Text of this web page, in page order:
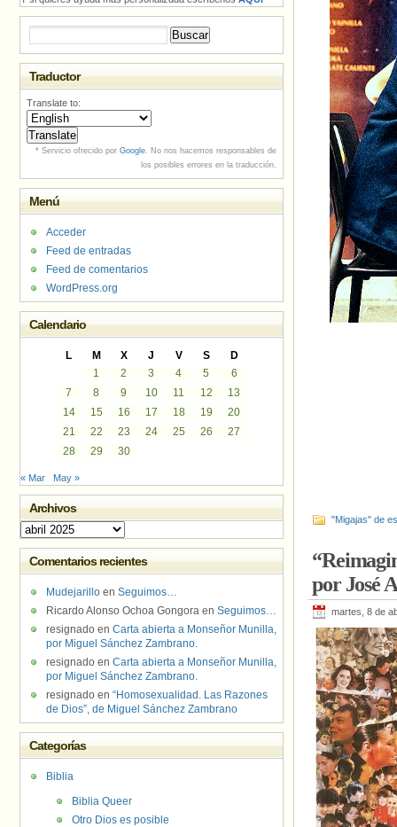
"Migajas" de
por José
martes, 8 de
Traductor
Translate to:
* Servicio ofrecido por Google. No nos hacemos responsables de
los posibles errores en la traducción.
Menú
Acceder
Feed de entradas
Feed de comentarios
WordPress.org
Calendario
L M X J V S
D
1
2 3 4 5
6
7
8 9 10 11 12
13
14
15 16 17 18 19
20
21
22 23 24 25 26
27
28
29 30
« Mar May »
Archivos
Archivos
Comentarios recientes
Mudejarillo en Seguimos…
Ricardo Alonso Ochoa Gongora en Seguimos…
resignado en Carta abierta a Monseñor Munilla,
por Miguel Sánchez Zambrano.
resignado en Carta abierta a Monseñor Munilla,
por Miguel Sánchez Zambrano.
resignado en “Homosexualidad. Las Razones
de Dios”, de Miguel Sánchez Zambrano
Categorías
Biblia
Biblia Queer
Otro Dios es posible